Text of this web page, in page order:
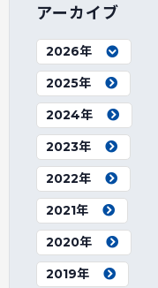
アーカイブ
2026年
2025年
2024年
2023年
2022年
2021年
2020年
2019年